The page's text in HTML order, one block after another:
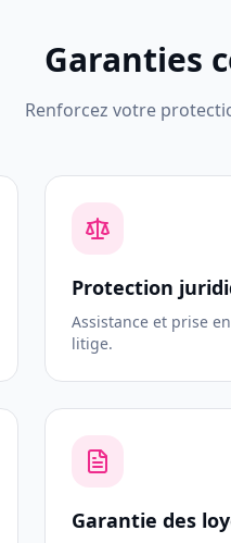
Garanties
Renforcez votre
Protection
Assistance et prise
litige.
Garantie des